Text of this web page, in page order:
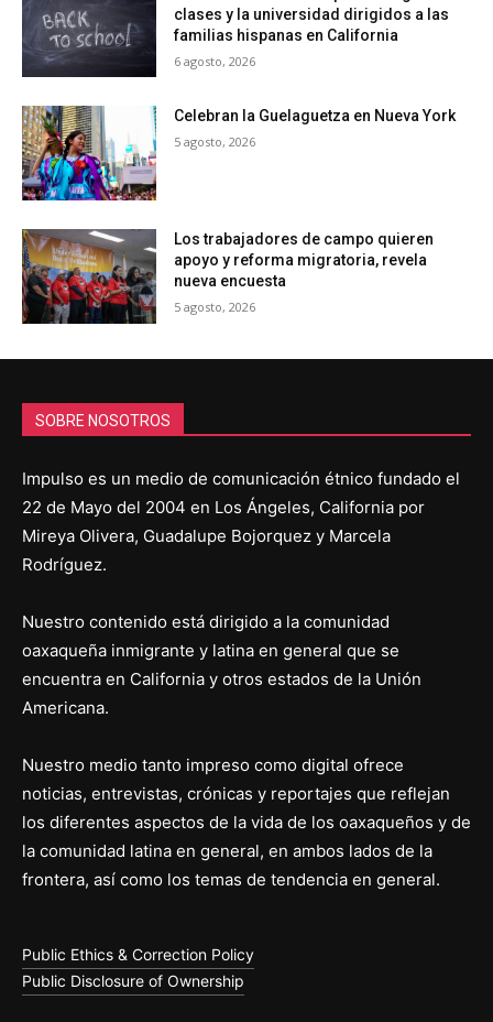
clases y la universidad dirigidos a las
familias hispanas en California
6 agosto, 2026
Celebran la Guelaguetza en Nueva York
5 agosto, 2026
Los trabajadores de campo quieren
apoyo y reforma migratoria, revela
nueva encuesta
5 agosto, 2026
SOBRE NOSOTROS
Impulso es un medio de comunicación étnico fundado el
22 de Mayo del 2004 en Los Ángeles, California por
Mireya Olivera, Guadalupe Bojorquez y Marcela
Rodríguez.
Nuestro contenido está dirigido a la comunidad
oaxaqueña inmigrante y latina en general que se
encuentra en California y otros estados de la Unión
Americana.
Nuestro medio tanto impreso como digital ofrece
noticias, entrevistas, crónicas y reportajes que reflejan
los diferentes aspectos de la vida de los oaxaqueños y de
la comunidad latina en general, en ambos lados de la
frontera, así como los temas de tendencia en general.
Public Ethics & Correction Policy
Public Disclosure of Ownership